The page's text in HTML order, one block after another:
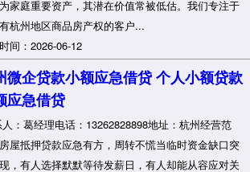
家庭重要资产，其潜在价值常被低估。我们专注于
杭州地区商品房产权的客户...
间：2026-06-12
微企贷款小额应急借贷 个人小额贷款
应急借贷
：葛经理电话：13262828898地址：杭州经营范
屋抵押贷款应急有方，周转不慌当临时资金缺口突
，有人选择默默等待发薪日，有人却能从容应对关